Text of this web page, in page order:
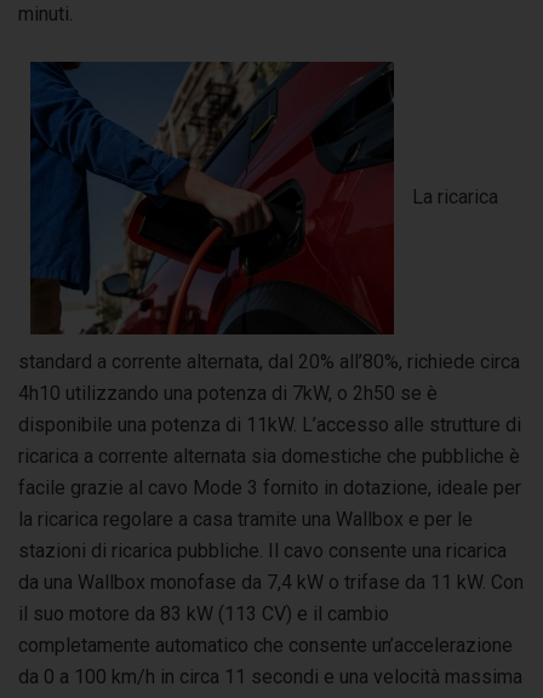
minuti.
La ricarica
standard a corrente alternata, dal 20% all’80%, richiede circa
4h10 utilizzando una potenza di 7kW, o 2h50 se è
disponibile una potenza di 11kW. L’accesso alle strutture di
ricarica a corrente alternata sia domestiche che pubbliche è
facile grazie al cavo Mode 3 fornito in dotazione, ideale per
la ricarica regolare a casa tramite una Wallbox e per le
stazioni di ricarica pubbliche. Il cavo consente una ricarica
da una Wallbox monofase da 7,4 kW o trifase da 11 kW. Con
il suo motore da 83 kW (113 CV) e il cambio
completamente automatico che consente un’accelerazione
da 0 a 100 km/h in circa 11 secondi e una velocità massima